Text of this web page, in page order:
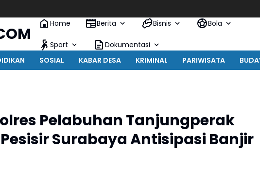
Home Berita Bisnis Bola
Sport
Dokumentasi
SOSIAL KABAR DESA KRIMINAL PARIWISATA
Pelabuhan Tanjungperak
Surabaya Antisipasi Banjir